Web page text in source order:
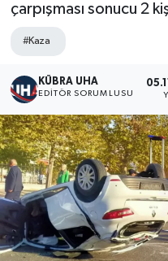
çarpışması sonucu 2
#Kaza
KÜBRA UHA
EDİTÖR SORUMLUSU